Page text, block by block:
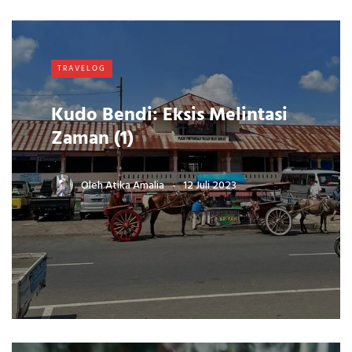
TRAVELOG
Kudo Bendi: Eksis Melintasi
Zaman (1)
OlehAtika Amalia 12 Juli 2023